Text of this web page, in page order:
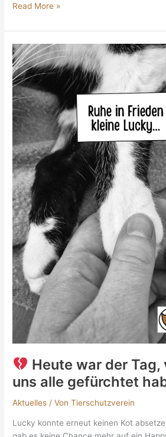
Read More »
Heute war der Tag,
uns alle gefürchtet
Aktuelles / VonTierschutzverein
Lucky konnte erneut keinen Kot
Heute
war
der
Tag,
vor
dem
wir
uns
alle
gefürchtet
haben